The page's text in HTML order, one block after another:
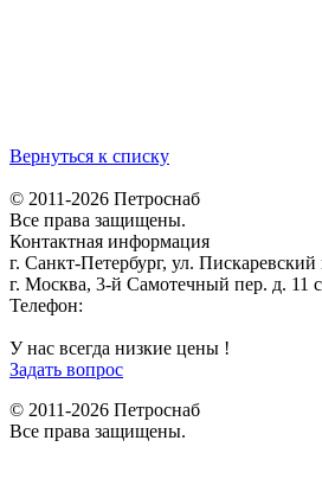
Вернуться к списку
© 2011-2026 Петроснаб
Все права защищены.
Контактная информация
г. Санкт-Петербург, ул. Пискаревский
г. Москва, 3-й Самотечный пер. д. 11
Телефон:
У нас всегда низкие цены !
Задать вопрос
© 2011-2026 Петроснаб
Все права защищены.